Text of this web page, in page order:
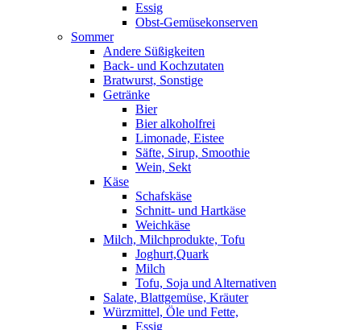
Essig
Obst-Gemüsekonserven
Sommer
Andere Süßigkeiten
Back- und Kochzutaten
Bratwurst, Sonstige
Getränke
Bier
Bier alkoholfrei
Limonade, Eistee
Säfte, Sirup, Smoothie
Wein, Sekt
Käse
Schafskäse
Schnitt- und Hartkäse
Weichkäse
Milch, Milchprodukte, Tofu
Joghurt,Quark
Milch
Tofu, Soja und Alternativen
Salate, Blattgemüse, Kräuter
Würzmittel, Öle und Fette,
Essig